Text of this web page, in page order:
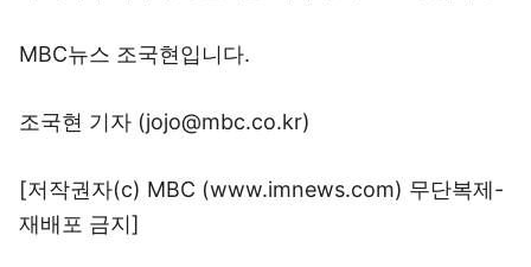
MBC뉴스 조국현입니다.
조국현 기자 (jojo@mbc.co.kr)
[저작권자(c) MBC (www.imnews.com) 무단복제-
재배포 금지]